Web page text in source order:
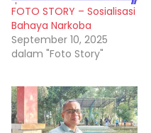
FOTO STORY – Sosialisasi
Bahaya Narkoba
September 10, 2025
dalam "Foto Story"